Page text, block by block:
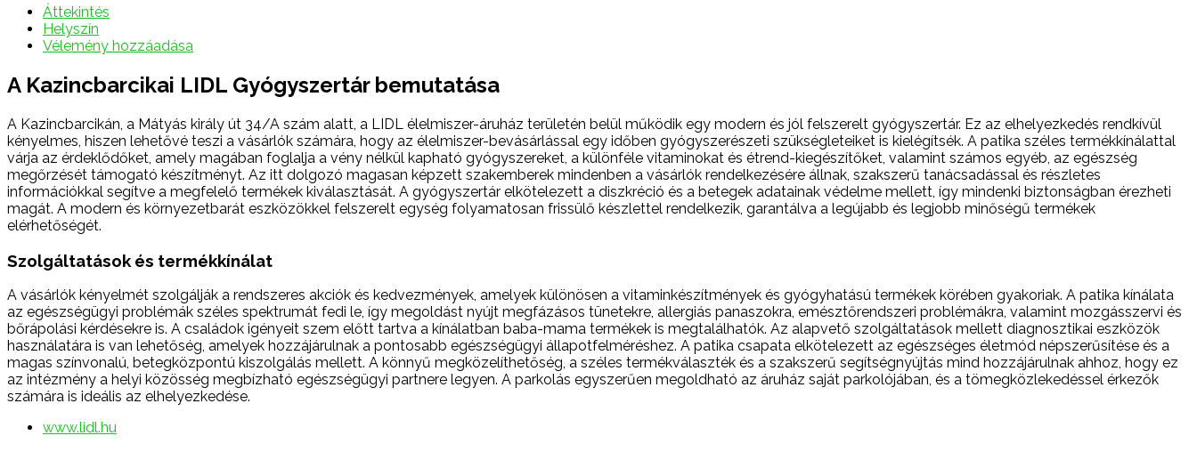
Áttekintés
Helyszín
Vélemény hozzáadása
A Kazincbarcikai LIDL Gyógyszertár bemutatása
A Kazincbarcikán, a Mátyás király út 34/A szám alatt, a LIDL élelmiszer-áruház területén belül működik egy modern és jól felszerelt gyógyszertár. Ez az elhelyezkedés rendkívül
kényelmes, hiszen lehetővé teszi a vásárlók számára, hogy az élelmiszer-bevásárlással egy időben gyógyszerészeti szükségleteiket is kielégítsék. A patika széles termékkínálattal
várja az érdeklődőket, amely magában foglalja a vény nélkül kapható gyógyszereket, a különféle vitaminokat és étrend-kiegészítőket, valamint számos egyéb, az egészség
megőrzését támogató készítményt. Az itt dolgozó magasan képzett szakemberek mindenben a vásárlók rendelkezésére állnak, szakszerű tanácsadással és részletes
információkkal segítve a megfelelő termékek kiválasztását. A gyógyszertár elkötelezett a diszkréció és a betegek adatainak védelme mellett, így mindenki biztonságban érezheti
magát. A modern és környezetbarát eszközökkel felszerelt egység folyamatosan frissülő készlettel rendelkezik, garantálva a legújabb és legjobb minőségű termékek
elérhetőségét.
Szolgáltatások és termékkínálat
A vásárlók kényelmét szolgálják a rendszeres akciók és kedvezmények, amelyek különösen a vitaminkészítmények és gyógyhatású termékek körében gyakoriak. A patika kínálata
az egészségügyi problémák széles spektrumát fedi le, így megoldást nyújt megfázásos tünetekre, allergiás panaszokra, emésztőrendszeri problémákra, valamint mozgásszervi és
bőrápolási kérdésekre is. A családok igényeit szem előtt tartva a kínálatban baba-mama termékek is megtalálhatók. Az alapvető szolgáltatások mellett diagnosztikai eszközök
használatára is van lehetőség, amelyek hozzájárulnak a pontosabb egészségügyi állapotfelméréshez. A patika csapata elkötelezett az egészséges életmód népszerűsítése és a
magas színvonalú, betegközpontú kiszolgálás mellett. A könnyű megközelíthetőség, a széles termékválaszték és a szakszerű segítségnyújtás mind hozzájárulnak ahhoz, hogy ez
az intézmény a helyi közösség megbízható egészségügyi partnere legyen. A parkolás egyszerűen megoldható az áruház saját parkolójában, és a tömegközlekedéssel érkezők
számára is ideális az elhelyezkedése.
www.lidl.hu